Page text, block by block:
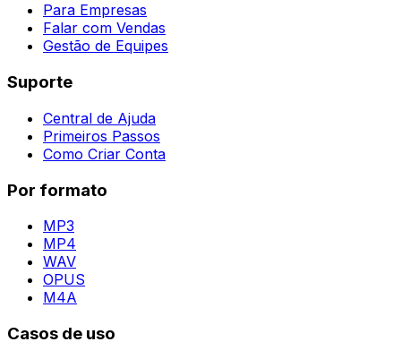
Para Empresas
Falar com Vendas
Gestão de Equipes
Suporte
Central de Ajuda
Primeiros Passos
Como Criar Conta
Por formato
MP3
MP4
WAV
OPUS
M4A
Casos de uso